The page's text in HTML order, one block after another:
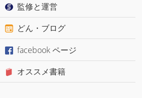
監修と運営
どん・ブログ
facebook ページ
オススメ書籍